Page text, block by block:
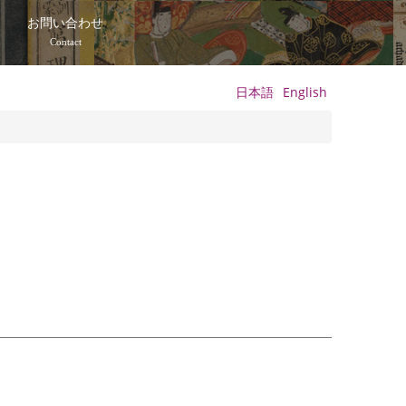
お問い合わせ
Contact
日本語 English